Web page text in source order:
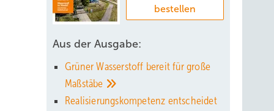
bestellen
Aus der Ausgabe:
Grüner Wasserstoff bereit für große
Maßstäbe
Realisierungskompetenz entscheidet